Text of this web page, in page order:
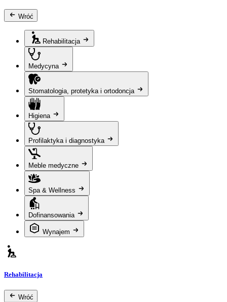
Wróć
Rehabilitacja
Medycyna
Stomatologia, protetyka i ortodoncja
Higiena
Profilaktyka i diagnostyka
Meble medyczne
Spa & Wellness
Dofinansowania
Wynajem
Rehabilitacja
Wróć